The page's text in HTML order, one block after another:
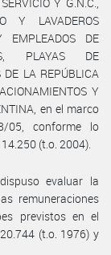
Y LAVADEROS
EMPLEADOS DE
PLAYAS DE
DE LA REPÚBLICA
Y
en el marco
05, conforme lo
(t.o. 2004).
evaluar la
remuneraciones
previstos en el
(t.o. 1976) y